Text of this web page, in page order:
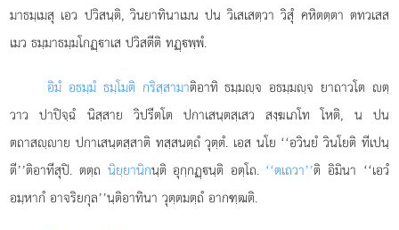
มาธมฺเมสุ เอว ปวิสนฺติ, วินยาทินาเมน ปน วิเสเสตฺวา วิสุํ คหิตตฺตา ตทวเสส
เมว ธมฺมาธมฺมโกฏฺาเส ปวิสตีติ ทฏฺพฺพํ.
อิมํ อธมฺมํ ธมฺโมติ กริสฺสามาติอาทิ ธมฺมฺจ อธมฺมฺจ ยาถาวโต ตฺ
วาว ปาปิจฺฉํ นิสฺสาย วิปรีตโต ปกาเสนฺตสฺเสว สงฺฆเภโท โหติ, น ปน
ตถาสฺาย ปกาเสนฺตสฺสาติ ทสฺสนตฺถํ วุตฺตํ. เอส นโย ‘‘อวินยํ วินโยติ ทีเปนฺ
ตี’’ติอาทีสุปิ. ตตฺถ นิยฺยานิกนฺติ อุกฺกฏฺนฺติ อตฺโถ. ‘‘ตเถวา’’ติ อิมินา ‘‘เอวํ
อมฺหากํ อาจริยกุล’’นฺติอาทินา วุตฺตมตฺถํ อากฑฺฒติ.